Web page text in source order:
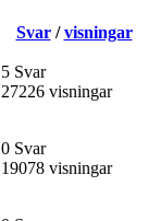
Svar/visningar
5 Svar
27226 visningar
0 Svar
19078 visningar